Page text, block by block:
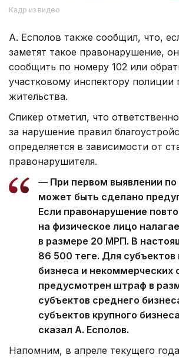
Кадр из видео
А. Есполов также сообщил, что,
заметят такое правонарушение,
сообщить по номеру 102 или
участковому инспектору полиции
жительства.
Спикер отметил, что
за нарушение правил
определяется в зависимости от
правонарушителя.
— При первом выявлении по
может быть сделано
Если правонарушение
на физическое лицо
в размере 20 МРП. В
86 500 теңге. Для
бизнеса и некоммерческих
предусмотрен штраф в
субъектов среднего
субъектов крупного
сказал А. Есполов.
Напомним, в апреле текущего